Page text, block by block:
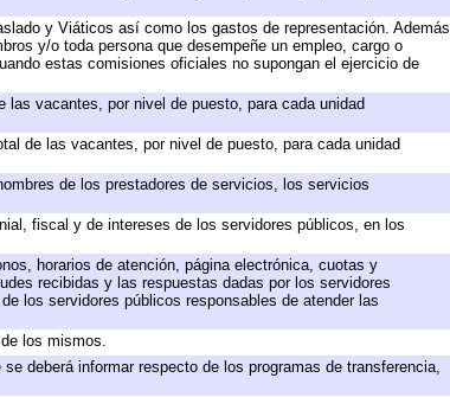
y Viáticos así como los gastos de representación. Además
y/o toda persona que desempeñe un empleo, cargo o
estas comisiones oficiales no supongan el ejercicio de
vacantes, por nivel de puesto, para cada unidad
de las vacantes, por nivel de puesto, para cada unidad
de los prestadores de servicios, los servicios
fiscal y de intereses de los servidores públicos, en los
horarios de atención, página electrónica, cuotas y
recibidas y las respuestas dadas por los servidores
los servidores públicos responsables de atender las
los mismos.
deberá informar respecto de los programas de transferencia,